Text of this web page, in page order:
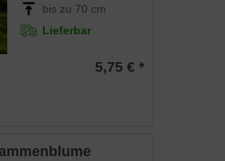
bis zu 70 cm
Lieferbar
5,75 € *